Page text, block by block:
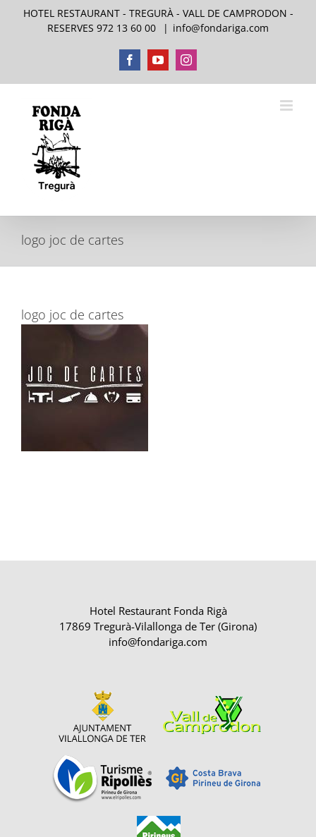
HOTEL RESTAURANT - TREGURÀ - VALL DE CAMPRODON -
RESERVES 972 13 60 00
| info@fondariga.com
FacebookYouTubeInstagram
logo joc de cartes
logo joc de cartes
Hotel Restaurant Fonda Rigà
17869 Tregurà-Vilallonga de Ter (Girona)
info@fondariga.com